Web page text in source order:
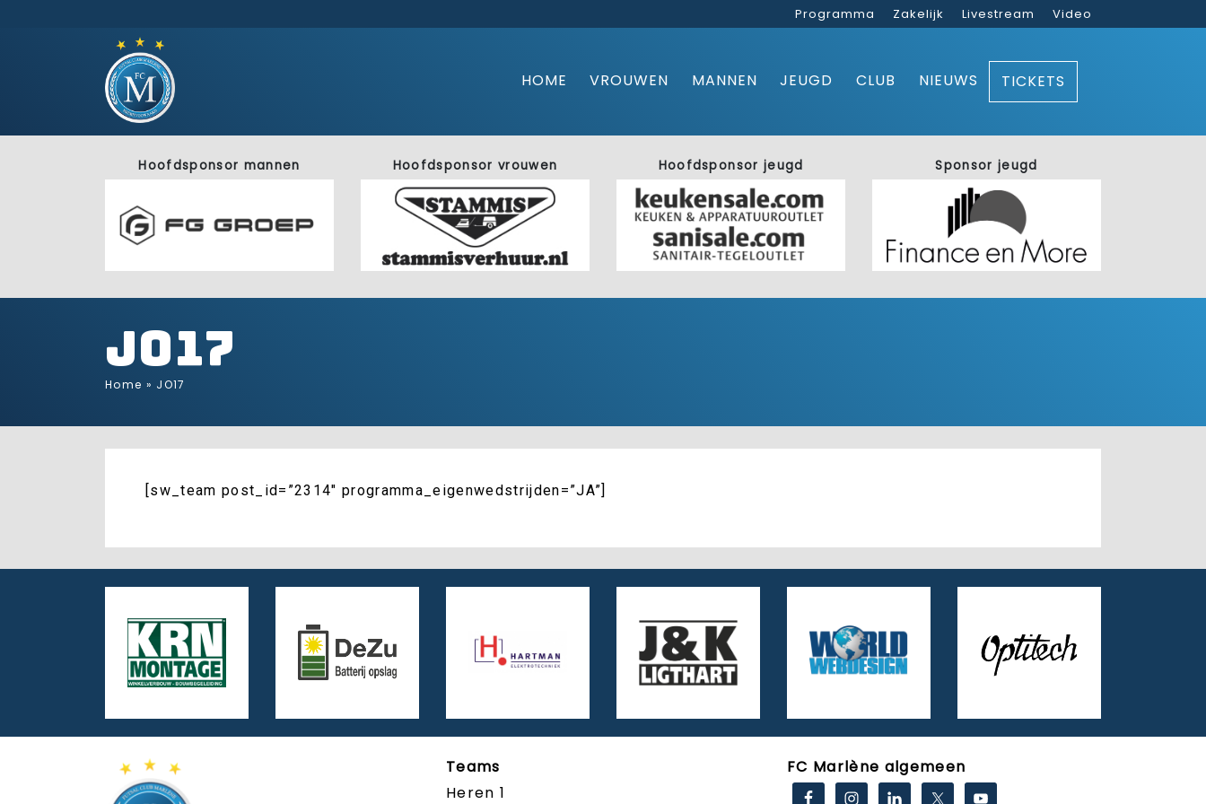
Programma Zakelijk Livestream Video
HOME VROUWEN MANNEN JEUGD CLUB NIEUWS TICKETS
Hoofdsponsor mannen Hoofdsponsor vrouwen Hoofdsponsor jeugd Sponsor jeugd
JO17
Home » JO17
[sw_team post_id=”2314″ programma_eigenwedstrijden=”JA”]
Teams
Heren 1
FC Marlène algemeen